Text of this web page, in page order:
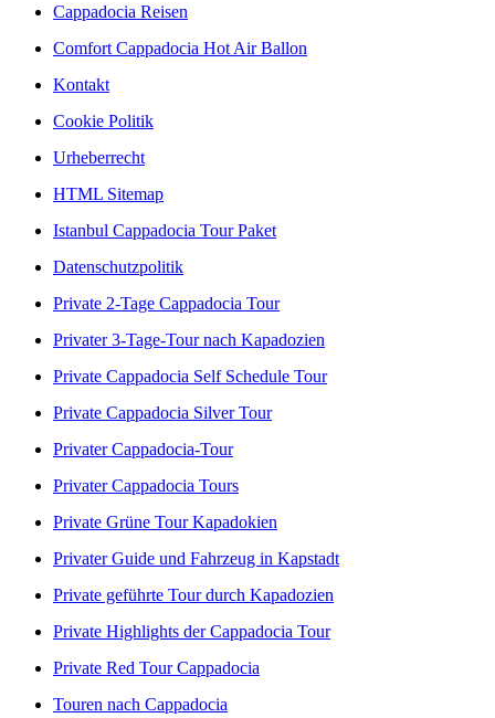
Cappadocia Reisen
Comfort Cappadocia Hot Air Ballon
Kontakt
Cookie Politik
Urheberrecht
HTML Sitemap
Istanbul Cappadocia Tour Paket
Datenschutzpolitik
Private 2-Tage Cappadocia Tour
Privater 3-Tage-Tour nach Kapadozien
Private Cappadocia Self Schedule Tour
Private Cappadocia Silver Tour
Privater Cappadocia-Tour
Privater Cappadocia Tours
Private Grüne Tour Kapadokien
Privater Guide und Fahrzeug in Kapstadt
Private geführte Tour durch Kapadozien
Private Highlights der Cappadocia Tour
Private Red Tour Cappadocia
Touren nach Cappadocia